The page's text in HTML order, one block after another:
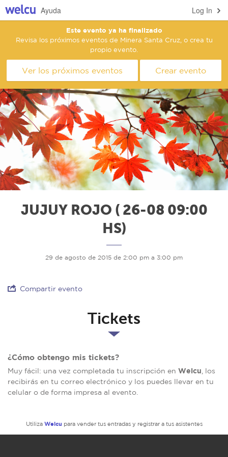
Log In
Ayuda
Este evento ya ha finalizado
Revisa los próximos eventos de Minera Santa Cruz, o crea tu
propio evento.
Ver los próximos eventos Crear evento
JUJUY ROJO ( 26-08 09:00
HS)
29 de agosto de 2015 de 2:00 pm a 3:00 pm
Compartir evento
Tickets
¿Cómo obtengo mis tickets?
Muy fácil: una vez completada tu inscripción en Welcu , los
recibirás en tu correo electrónico y los puedes llevar en tu
celular o de forma impresa al evento.
Utiliza Welcu para vender tus entradas y registrar a tus asistentes